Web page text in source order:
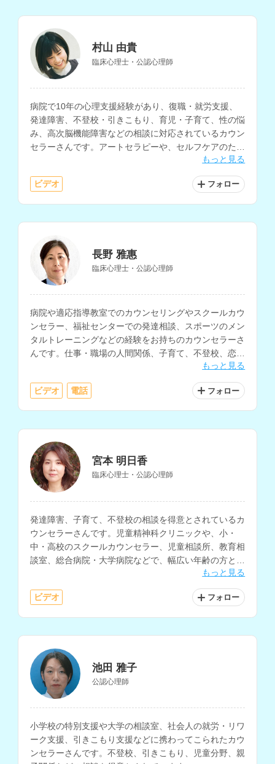
村山 由貴
臨床心理士・公認心理師
病院で10年の心理支援経験があり、復職・就労支援、
発達障害、不登校・引きこもり、育児・子育て、性の悩
み、高次脳機能障害などの相談に対応されているカウン
セラーさんです。アートセラピーや、セルフケアのため
の様々なスキル習得を目指す心理教育にも取り組まれて
もっと見る
ビデオ フォロー
長野 雅惠
臨床心理士・公認心理師
病院や適応指導教室でのカウンセリングやスクールカウ
ンセラー、福祉センターでの発達相談、スポーツのメン
タルトレーニングなどの経験をお持ちのカウンセラーさ
んです。仕事・職場の人間関係、子育て、不登校、恋
愛、家族関係、就職、アスリートの悩みなどに対応され
ています。
もっと見る
ビデオ 電話 フォロー
宮本 明日香
臨床心理士・公認心理師
発達障害、子育て、不登校の相談を得意とされているカ
ウンセラーさんです。児童精神科クリニックや、小・
中・高校のスクールカウンセラー、児童相談所、教育相
談室、総合病院・大学病院などで、幅広い年齢の方との
臨床経験をお持ちで、大学の講師も務められています。
もっと見る
ビデオ フォロー
池田 雅子
公認心理師
小学校の特別支援や大学の相談室、社会人の就労・リワ
ーク支援、引きこもり支援などに携わってこられたカウ
ンセラーさんです。不登校、引きこもり、児童分野、親